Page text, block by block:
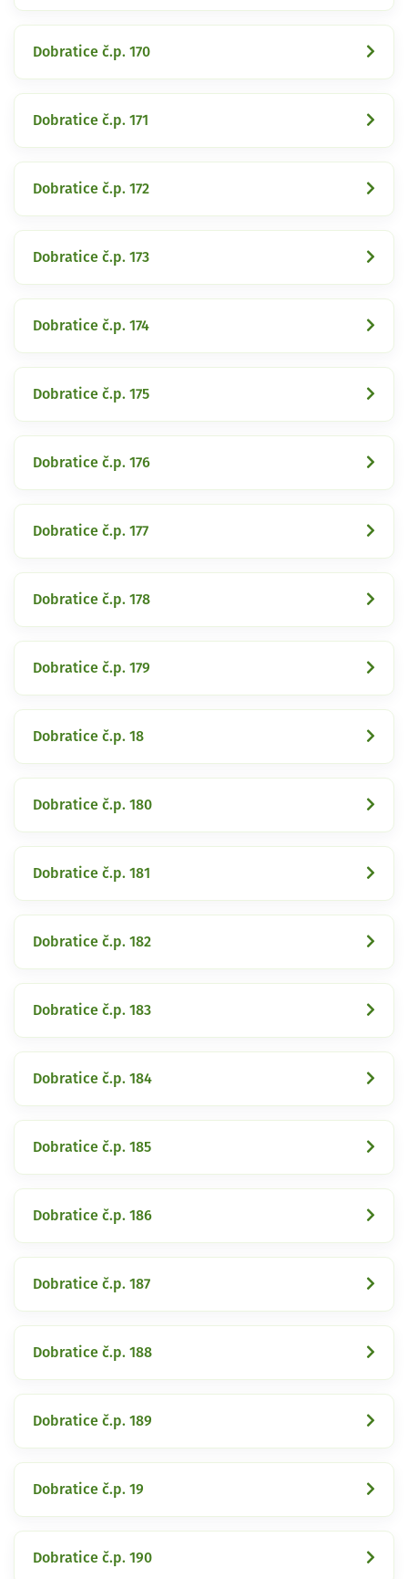
Dobratice č.p. 170
Dobratice č.p. 171
Dobratice č.p. 172
Dobratice č.p. 173
Dobratice č.p. 174
Dobratice č.p. 175
Dobratice č.p. 176
Dobratice č.p. 177
Dobratice č.p. 178
Dobratice č.p. 179
Dobratice č.p. 18
Dobratice č.p. 180
Dobratice č.p. 181
Dobratice č.p. 182
Dobratice č.p. 183
Dobratice č.p. 184
Dobratice č.p. 185
Dobratice č.p. 186
Dobratice č.p. 187
Dobratice č.p. 188
Dobratice č.p. 189
Dobratice č.p. 19
Dobratice č.p. 190